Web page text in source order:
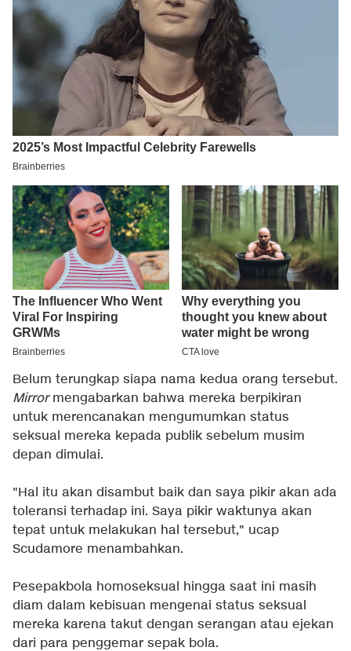
Belum terungkap siapa nama kedua orang tersebut.
Mirrormengabarkan bahwa mereka berpikiran
untuk merencanakan mengumumkan status
seksual mereka kepada publik sebelum musim
depan dimulai.
"Hal itu akan disambut baik dan saya pikir akan ada
toleransi terhadap ini. Saya pikir waktunya akan
tepat untuk melakukan hal tersebut," ucap
Scudamore menambahkan.
Pesepakbola homoseksual hingga saat ini masih
diam dalam kebisuan mengenai status seksual
mereka karena takut dengan serangan atau ejekan
dari para penggemar sepak bola.